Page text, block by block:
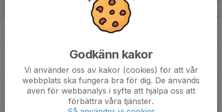
v.25
17:00
18:30
Träning
Sannarps IP plan 16
Godkänn kakor
Vi använder oss av kakor (cookies) för att vår
webbplats ska fungera bra för dig. De används
även för webbanalys i syfte att hjälpa oss att
förbättra våra tjänster.